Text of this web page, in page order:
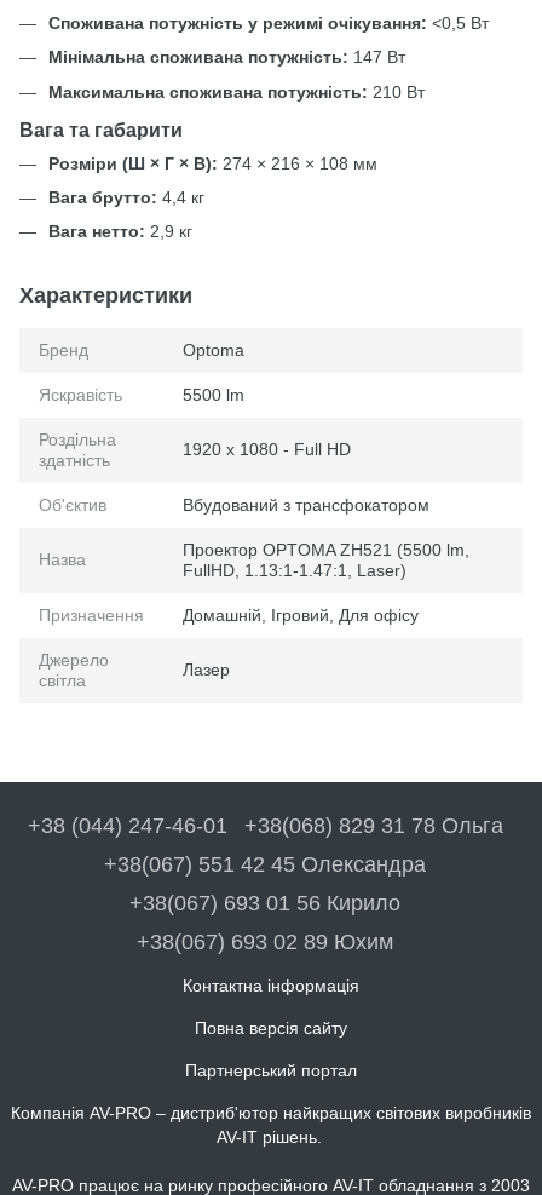
Споживана потужність у режимі очікування: <0,5 Вт
Мінімальна споживана потужність: 147 Вт
Максимальна споживана потужність: 210 Вт
Вага та габарити
Розміри (Ш × Г × В): 274 × 216 × 108 мм
Вага брутто: 4,4 кг
Вага нетто: 2,9 кг
Характеристики
Бренд Optoma
Яскравість 5500 lm
Роздільна
здатність
1920 x 1080 - Full HD
Об'єктив Вбудований з трансфокатором
Назва
Проектор OPTOMA ZH521 (5500 lm,
FullHD, 1.13:1-1.47:1, Laser)
Призначення Домашній, Ігровий, Для офісу
Джерело
світла
Лазер
+38 (044) 247-46-01
+38(068) 829 31 78 Ольга
+38(067) 551 42 45 Олександра
+38(067) 693 01 56 Кирило
+38(067) 693 02 89 Юхим
Контактна інформація
Повна версія сайту
Партнерський портал
Компанія AV-PRO – дистриб'ютор найкращих світових виробників
AV-IT рішень.
AV-PRO працює на ринку професійного AV-IT обладнання з 2003